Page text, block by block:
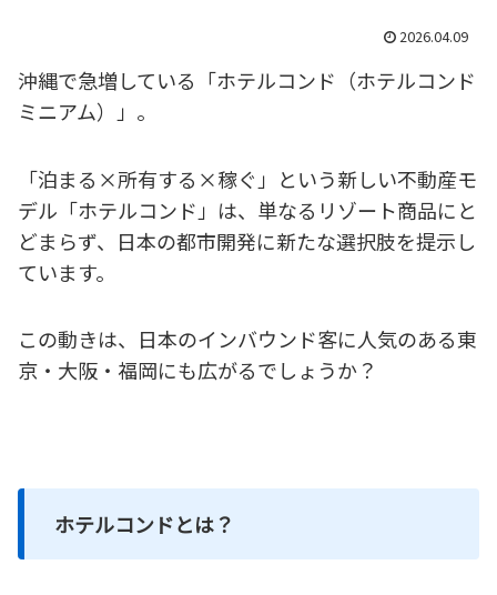
2026.04.09
沖縄で急増している「ホテルコンド（ホテルコンド
ミニアム）」。
「泊まる×所有する×稼ぐ」という新しい不動産モ
デル「ホテルコンド」は、単なるリゾート商品にと
どまらず、日本の都市開発に新たな選択肢を提示し
ています。
この動きは、日本のインバウンド客に人気のある東
京・大阪・福岡にも広がるでしょうか？
ホテルコンドとは？